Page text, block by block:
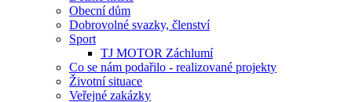
Obecní dům
Dobrovolné svazky, členství
Sport
TJ MOTOR Záchlumí
Co se nám podařilo - realizované projekty
Životní situace
Veřejné zakázky